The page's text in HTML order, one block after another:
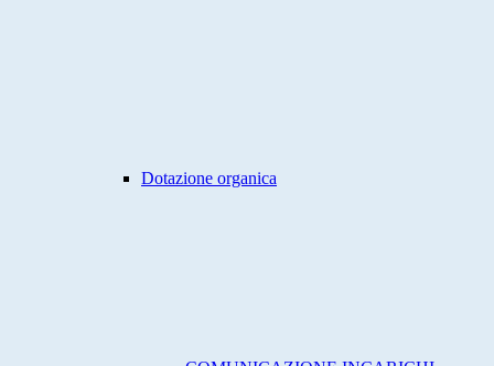
Dotazione organica